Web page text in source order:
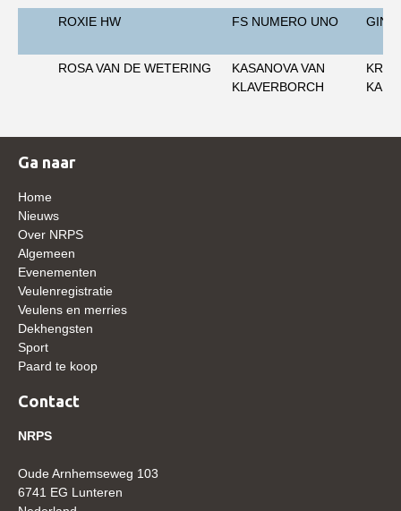
Arabissimo
Zoek een NRPS paard
Onze fokkerij
Fokprogramma's en registratie
Veulen registratie
Röntgenonderzoek
ROXIE HW FS NUMERO UNO GIN
ROSA VAN DE WETERING
KASANOVA VAN
KLAVERBORCH
Ga naar
Home
Nieuws
Over NRPS
Algemeen
Evenementen
Veulenregistratie
Veulens en merries
Dekhengsten
Sport
Paard te koop
Contact
NRPS
Oude Arnhemseweg 103
6741 EG Lunteren